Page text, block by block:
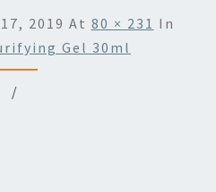
2019 At 80 × 231 In
Gel 30ml
/